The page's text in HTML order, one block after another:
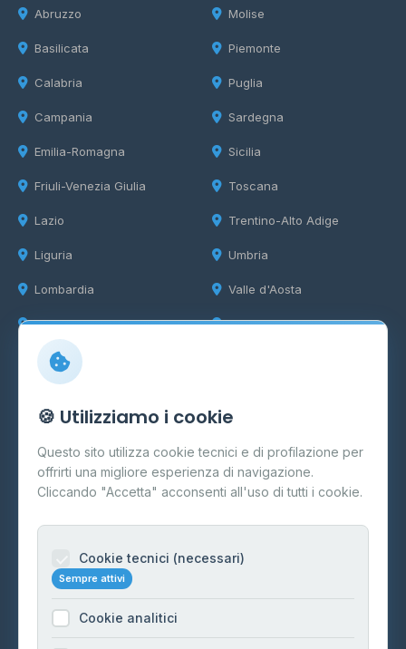
Abruzzo
Basilicata
Calabria
Campania
Emilia-Romagna
Friuli-Venezia Giulia
Lazio
Liguria
Lombardia
Marche
Molise
Piemonte
Puglia
Sardegna
Sicilia
Toscana
Trentino-Alto Adige
Umbria
Valle d'Aosta
Veneto
Info
Cos'è il GPL
FAQ
Contatti
Informazioni legali
Cookie Policy
🍪 Utilizziamo i cookie
Questo sito utilizza cookie tecnici e di profilazione per
offrirti una migliore esperienza di navigazione.
Cliccando "Accetta" acconsenti all'uso di tutti i cookie.
Cookie tecnici (necessari)
Sempre attivi
Cookie analitici